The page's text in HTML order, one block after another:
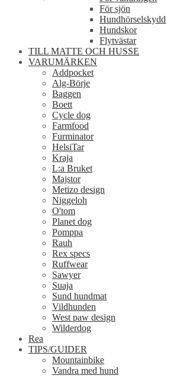
För sjön
Hundhörselskydd
Hundskor
Flytvästar
TILL MATTE OCH HUSSE
VARUMÄRKEN
Addpocket
Alg-Börje
Baggen
Boett
Cycle dog
Farmfood
Furminator
HelsiTar
Kraja
L:a Bruket
Majstor
Metizo design
Niggeloh
O'tom
Planet dog
Pomppa
Rauh
Rex specs
Ruffwear
Sawyer
Suaja
Sund hundmat
Vildhunden
West paw design
Wilderdog
Rea
TIPS/GUIDER
Mountainbike
Vandra med hund